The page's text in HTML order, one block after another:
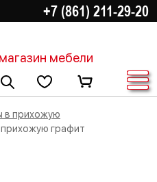
+7 (861) 211-29-20
мебели
в прихожую
прихожую графит